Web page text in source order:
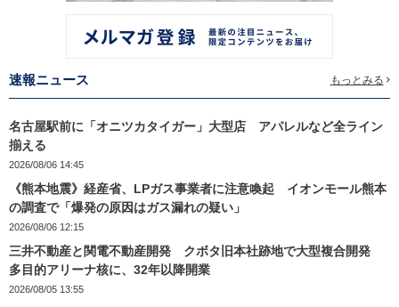
速報ニュース もっとみる
名古屋駅前に「オニツカタイガー」大型店 アパレルなど全ライン
揃える
2026/08/06 14:45
《熊本地震》経産省、LPガス事業者に注意喚起 イオンモール熊本
の調査で「爆発の原因はガス漏れの疑い」
2026/08/06 12:15
三井不動産と関電不動産開発 クボタ旧本社跡地で大型複合開発
多目的アリーナ核に、32年以降開業
2026/08/05 13:55